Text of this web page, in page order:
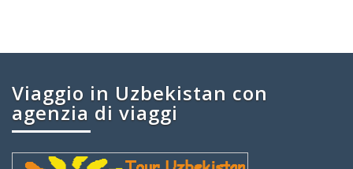
Viaggio in Uzbekistan con
agenzia di viaggi